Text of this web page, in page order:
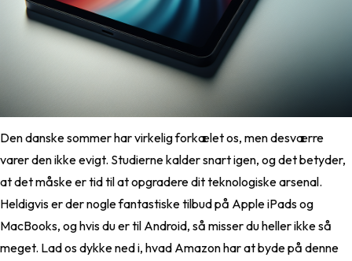
Den danske sommer har virkelig forkælet os, men desværre
varer den ikke evigt. Studierne kalder snart igen, og det betyder,
at det måske er tid til at opgradere dit teknologiske arsenal.
Heldigvis er der nogle fantastiske tilbud på Apple iPads og
MacBooks, og hvis du er til Android, så misser du heller ikke så
meget. Lad os dykke ned i, hvad Amazon har at byde på denne